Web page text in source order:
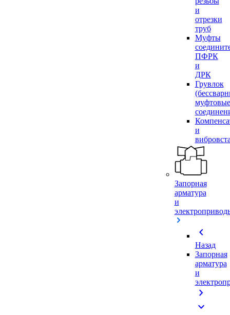
и
отрезки
труб
Муфты
ПФРК
и
ДРК
Грувлок
муфтовые
и
Запорная
арматура
и
chevron_left
Назад
Запорная
арматура
и
chevron_right
expand_more